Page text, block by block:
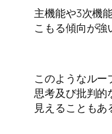
主機能や3次機
こもる傾向が
このようなル
思考及び批判的
見えることもあ